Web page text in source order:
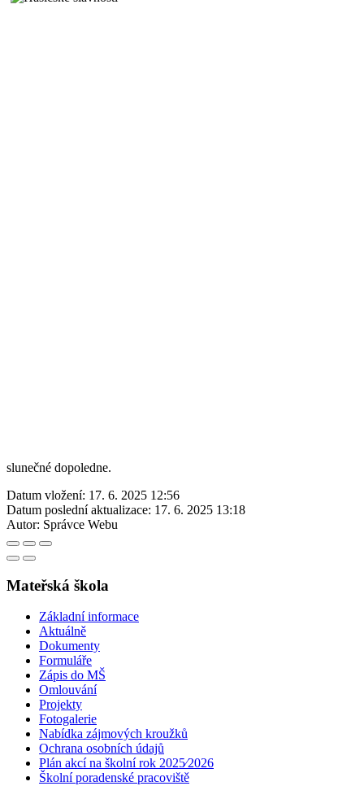
slunečné dopoledne.
Datum vložení: 17. 6. 2025 12:56
Datum poslední aktualizace: 17. 6. 2025 13:18
Autor: Správce Webu
Mateřská škola
Základní informace
Aktuálně
Dokumenty
Formuláře
Zápis do MŠ
Omlouvání
Projekty
Fotogalerie
Nabídka zájmových kroužků
Ochrana osobních údajů
Plán akcí na školní rok 2025⁄2026
Školní poradenské pracoviště